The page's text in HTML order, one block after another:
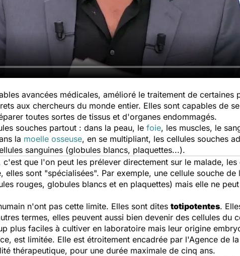
avancées médicales, amélioré le traitement de certaines
aux chercheurs du monde entier. Elles sont capables de
toutes sortes de tissus et d'organes endommagés.
souches partout : dans la peau, le foie, les muscles, le
la moelle osseuse, en se multipliant, les cellules souches
sanguines (globules blancs, plaquettes...).
c'est que l'on peut les prélever directement sur le malade,
sont "spécialisées". Par exemple, une cellule souche de
rouges, globules blancs et en plaquettes) mais elle ne
n'ont pas cette limite. Elles sont dites totipotentes.
termes, elles peuvent aussi bien devenir des cellules du
plus faciles à cultiver en laboratoire mais leur origine
est limitée. Elle est étroitement encadrée par l'Agence de
thérapeutique, pour une durée maximale de cinq ans.